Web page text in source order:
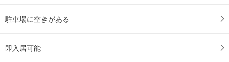
駐車場に空きがある
即入居可能